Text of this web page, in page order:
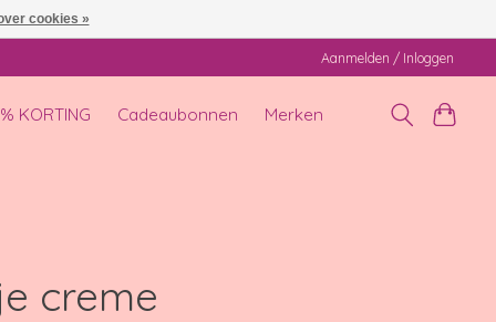
Aanmelden / Inloggen
KORTING Cadeaubonnen Merken
creme
cookies »